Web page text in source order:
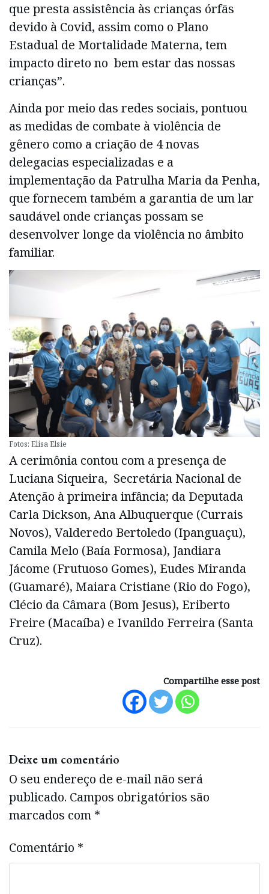
que presta assistência às crianças órfãs
devido à Covid, assim como o Plano
Estadual de Mortalidade Materna, tem
impacto direto no bem estar das nossas
crianças”.
Ainda por meio das redes sociais, pontuou
as medidas de combate à violência de
gênero como a criação de 4 novas
delegacias especializadas e a
implementação da Patrulha Maria da Penha,
que fornecem também a garantia de um lar
saudável onde crianças possam se
desenvolver longe da violência no âmbito
familiar.
Fotos: Elisa Elsie
A cerimônia contou com a presença de
Luciana Siqueira, Secretária Nacional de
Atenção à primeira infância; da Deputada
Carla Dickson, Ana Albuquerque (Currais
Novos), Valderedo Bertoledo (Ipanguaçu),
Camila Melo (Baía Formosa), Jandiara
Jácome (Frutuoso Gomes), Eudes Miranda
(Guamaré), Maiara Cristiane (Rio do Fogo),
Clécio da Câmara (Bom Jesus), Eriberto
Freire (Macaíba) e Ivanildo Ferreira (Santa
Cruz).
Compartilhe esse post
Deixe um comentário
O seu endereço de e-mail não será
publicado. Campos obrigatórios são
marcados com *
Comentário *